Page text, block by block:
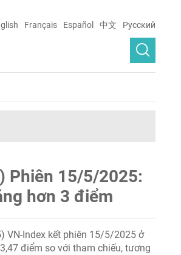
Français Español 中文 Русский
Phiên 15/5/2025:
hơn 3 điểm
VN-Index kết phiên 15/5/2025 ở
điểm so với tham chiếu, tương